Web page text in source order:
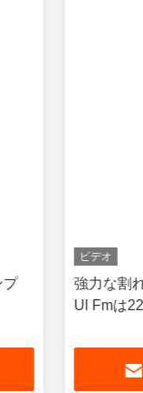
プ
ビデオ
強力な割
Ul Fmは